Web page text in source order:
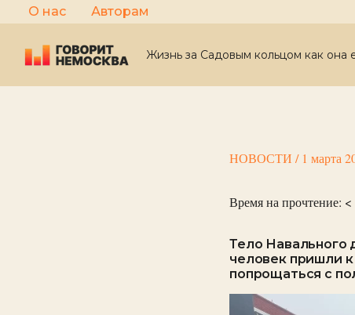
Перейти
к
содержимому
О нас Авторам
Жизнь за Садовым кольцом как она
НОВОСТИ / 1 марта
Время на прочтение: <
Тело Навального
человек пришли
попрощаться с